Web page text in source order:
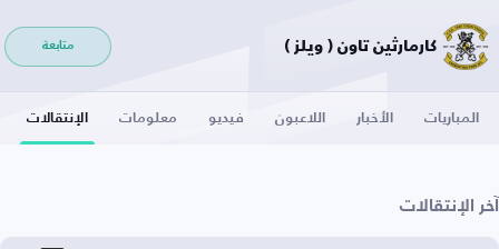
كارمارثين تاون ( ويلز ) متابعة
المباريات الأخبار اللاعبون فيديو معلومات الإنتقالات
آخر الإنتقالات